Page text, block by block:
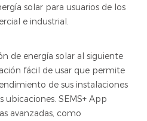
solar para usuarios de los
e industrial.
de energía solar al siguiente
fácil de usar que permite
de sus instalaciones
SEMS+ App
avanzadas, como